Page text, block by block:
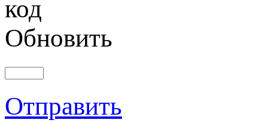
Обновить
Отправить